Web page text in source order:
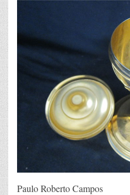
Paulo Roberto Campos A